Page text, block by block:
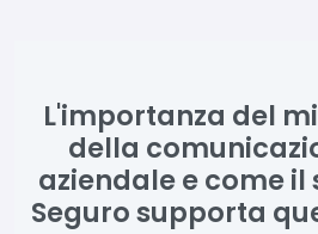
L'importanza del
della
aziendale e come il
Seguro supporta